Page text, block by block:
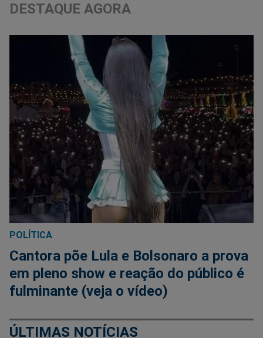
DESTAQUE AGORA
POLÍTICA
Cantora põe Lula e Bolsonaro a prova
em pleno show e reação do público é
fulminante (veja o vídeo)
ÚLTIMAS NOTÍCIAS